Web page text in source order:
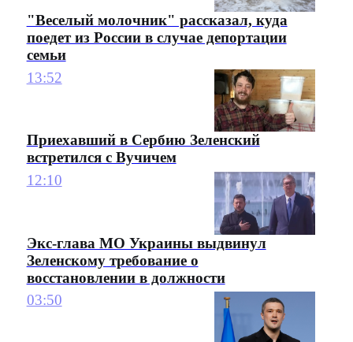
"Веселый молочник" рассказал, куда
поедет из России в случае депортации
семьи
13:52
Приехавший в Сербию Зеленский
встретился с Вучичем
12:10
Экс-глава МО Украины выдвинул
Зеленскому требование о
восстановлении в должности
03:50